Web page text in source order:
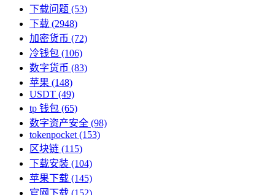
下载问题 (53)
下载 (2948)
加密货币 (72)
冷钱包 (106)
数字货币 (83)
苹果 (148)
USDT (49)
tp 钱包 (65)
数字资产安全 (98)
tokenpocket (153)
区块链 (115)
下载安装 (104)
苹果下载 (145)
官网下载 (152)